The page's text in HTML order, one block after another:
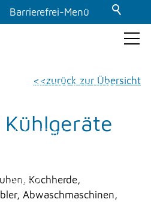
Barrierefrei-Menü
Powered by Weblication® CMS
NormalGrossSehr gross
Normal Stark
Aus Ein
zurück zur Übersicht
Kochherde,
Abwaschmaschinen,